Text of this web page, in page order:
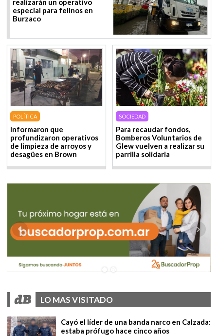
realizarán un operativo
especial para felinos en
Burzaco
POLÍTICA
Informaron que
profundizaron operativos
de limpieza de arroyos y
desagües en Brown
SOCIEDAD
Para recaudar fondos,
Bomberos Voluntarios de
Glew vuelven a realizar su
parrilla solidaria
LO MAS VISITADO
Cayó el líder de una banda narco en Calzada:
estaba prófugo hace cinco años